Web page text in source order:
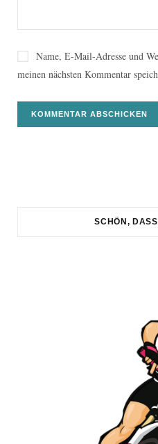
Name, E-Mail-Adresse und
meinen nächsten Kommentar
SCHÖN,